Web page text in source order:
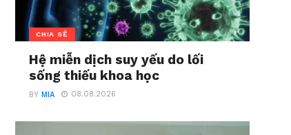
CHIA SẺ
Hệ miễn dịch suy yếu do lối
sống thiếu khoa học
BYMIA 08.08.2026